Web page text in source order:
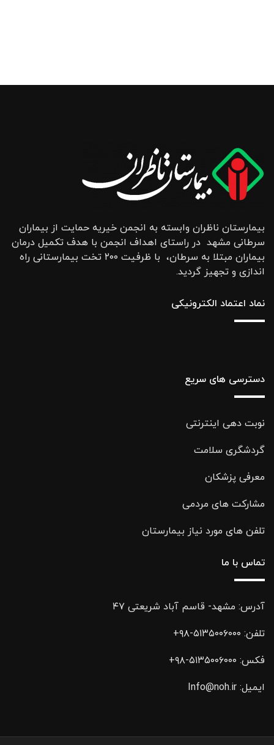
بیمارستان ناظران وابسته به انجمن خیریه حمایت از بیماران
سرطانی مشهد در راستای اهداف انجمن با هدف تکمیل درمان
بیماران مبتلا به سرطان، با ظرفیت ۲۰۰ تخت بیمارستانی راه
اندازی و تجهیز گردید.
نماد اعتماد الکترونیکی
دسترسی های سریع
نوبت دهی اینترنتی
گردشگری سلامت
معرفی پزشکان
مشارکت های مردمی
تلفن های مورد نیاز بیمارستان
تماس با ما
آدرس: مشهد- قاسم آباد شریعتی ۴۷
تلفن: ۵۱۳۵۰۰۶۰۰۰-۹۸+
فکس: ۵۱۳۵۰۰۶۰۰۰-۹۸+
ایمیل: Info@noh.ir